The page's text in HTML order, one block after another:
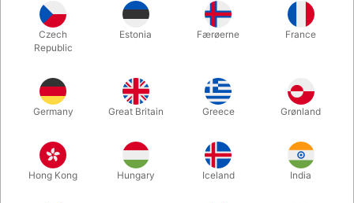
UDSOLGT LIGE NU
Czech
Republic
Estonia Færøerne France
Germany Great Britain Greece Grønland
Hong Kong Hungary Iceland India